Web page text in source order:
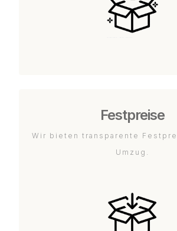
Festpreise
Wir bieten transparente
Umzug.